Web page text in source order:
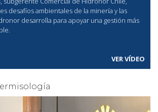
desafíos ambientales de la minería y las
desarrolla para apoyar una gestión más
VER VÍDEO